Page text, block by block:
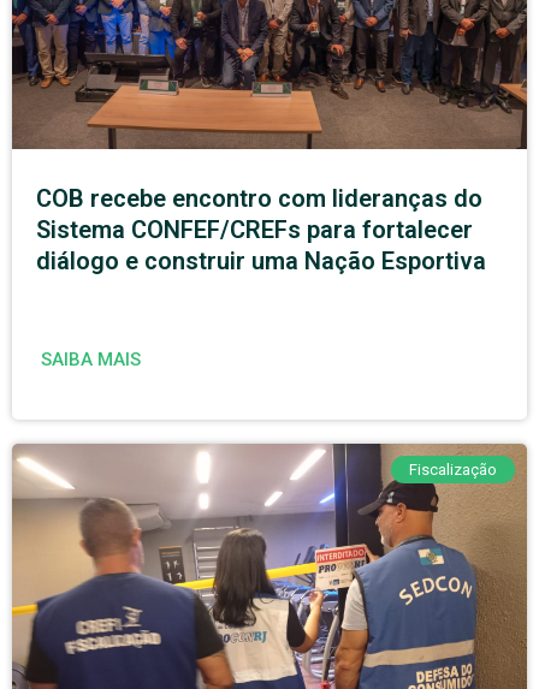
COB recebe encontro com lideranças do
Sistema CONFEF/CREFs para fortalecer
diálogo e construir uma Nação Esportiva
SAIBA MAIS
Fiscalização